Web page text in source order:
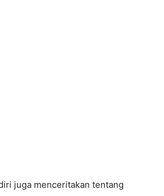
juga menceritakan tentang